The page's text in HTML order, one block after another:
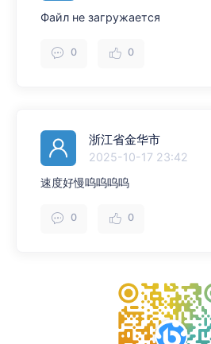
Файл не загружается
0 0
浙江省金华市
2025-10-17 23:42
速度好慢呜呜呜呜
0 0